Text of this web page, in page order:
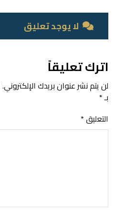
لا يوجد تعليق
اترك تعليقاً
لن يتم نشر عنوان بريدك الإلكتروني.
بـ*
التعليق*